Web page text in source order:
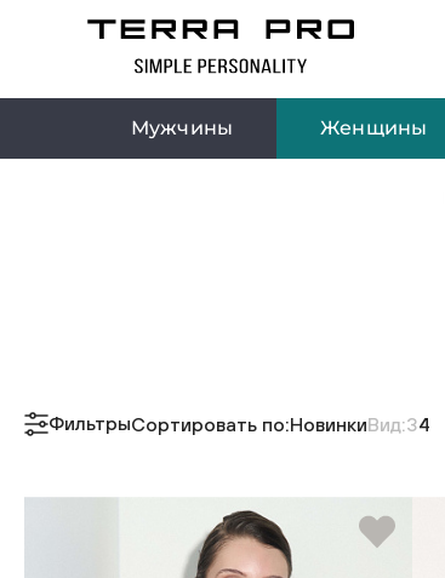
Мужчины Женщины
ФильтрыСортировать по:НовинкиВид:34